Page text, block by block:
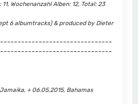
Wochenanzahl Alben: 12, Total: 23
6 albumtracks) & produced by Dieter
Jamaika, + 06.05.2015, Bahamas